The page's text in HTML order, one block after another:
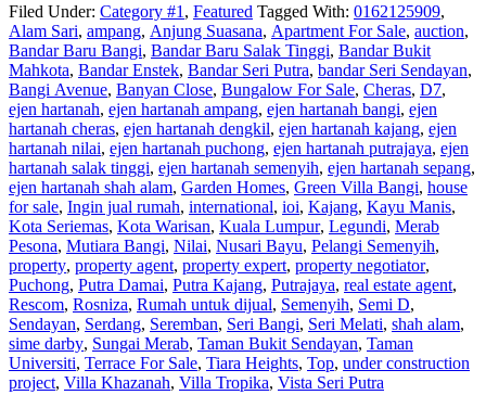
Filed Under: Category #1 , Featured Tagged With: 0162125909,
Alam Sari, ampang, Anjung Suasana, Apartment For Sale, auction,
Bandar Baru Bangi, Bandar Baru Salak Tinggi, Bandar Bukit
Mahkota, Bandar Enstek, Bandar Seri Putra, bandar Seri Sendayan,
Bangi Avenue, Banyan Close, Bungalow For Sale, Cheras, D7,
ejen hartanah, ejen hartanah ampang, ejen hartanah bangi, ejen
hartanah cheras, ejen hartanah dengkil, ejen hartanah kajang, ejen
hartanah nilai, ejen hartanah puchong, ejen hartanah putrajaya, ejen
hartanah salak tinggi, ejen hartanah semenyih, ejen hartanah sepang,
ejen hartanah shah alam, Garden Homes, Green Villa Bangi, house
for sale, Ingin jual rumah, international, ioi, Kajang, Kayu Manis,
Kota Seriemas, Kota Warisan, Kuala Lumpur, Legundi, Merab
Pesona, Mutiara Bangi, Nilai, Nusari Bayu, Pelangi Semenyih,
property, property agent, property expert, property negotiator,
Puchong, Putra Damai, Putra Kajang, Putrajaya, real estate agent,
Rescom, Rosniza, Rumah untuk dijual, Semenyih, Semi D,
Sendayan, Serdang, Seremban, Seri Bangi, Seri Melati, shah alam,
sime darby, Sungai Merab, Taman Bukit Sendayan, Taman
Universiti, Terrace For Sale, Tiara Heights, Top, under construction
project, Villa Khazanah, Villa Tropika, Vista Seri Putra